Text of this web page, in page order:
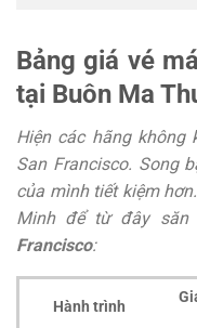
Bảng giá vé
tại Buôn Ma
Hiện các hãng không
San Francisco. Song
của mình tiết kiệm
Minh để từ đây săn
Francisco:
Hành trình